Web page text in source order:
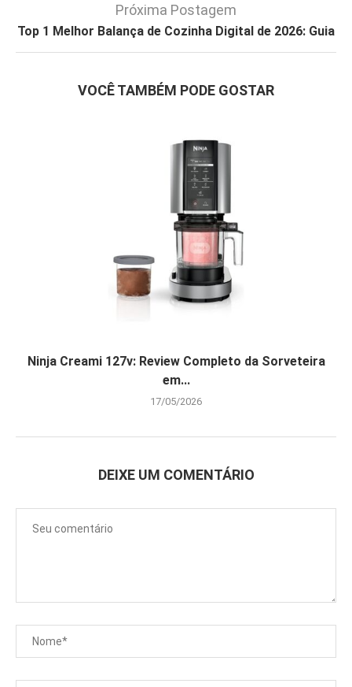
Próxima Postagem
Top 1 Melhor Balança de Cozinha Digital de 2026: Guia
VOCÊ TAMBÉM PODE GOSTAR
Ninja Creami 127v: Review Completo da Sorveteira
em...
17/05/2026
DEIXE UM COMENTÁRIO